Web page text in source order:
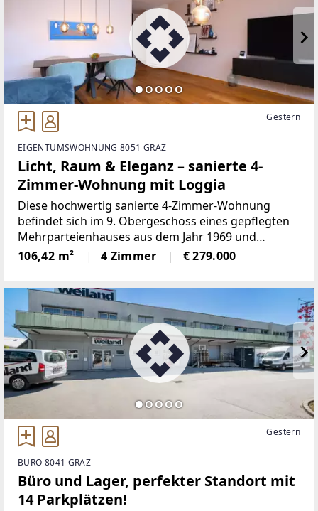
Gestern
EIGENTUMSWOHNUNG 8051 GRAZ
Licht, Raum & Eleganz – sanierte 4-
Zimmer-Wohnung mit Loggia
Diese hochwertig sanierte 4-Zimmer-Wohnung
befindet sich im 9. Obergeschoss eines gepflegten
Mehrparteienhauses aus dem Jahr 1969 und
überzeugt durch ihre Großzügigkeit, ihre moderne
Ausstattung sowie ein außergewöhnlich
106,42 m² 4 Zimmer € 279.000
Gestern
BÜRO 8041 GRAZ
Büro und Lager, perfekter Standort mit
14 Parkplätzen!